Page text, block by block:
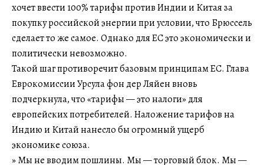
хочет ввести 100% тарифы против Индии и Китая за
покупку российской энергии при условии, что Брюссель
сделает то же самое. Однако для ЕС это экономически и
политически невозможно.
Такой шаг противоречит базовым принципам ЕС. Глава
Еврокомиссии Урсула фон дер Ляйен вновь
подчеркнула, что «тарифы — это налоги» для
европейских потребителей. Наложение тарифов на
Индию и Китай нанесло бы огромный ущерб
экономике союза.
» Мы не вводим пошлины. Мы — торговый блок. Мы —